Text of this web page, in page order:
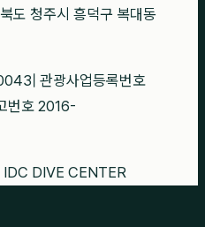
도 청주시 흥덕구 복대동
관광사업등록번호
번호 2016-
DIVE CENTER